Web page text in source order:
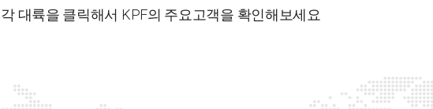
각 대륙을 클릭해서 KPF의 주요고객을 확인해보세요